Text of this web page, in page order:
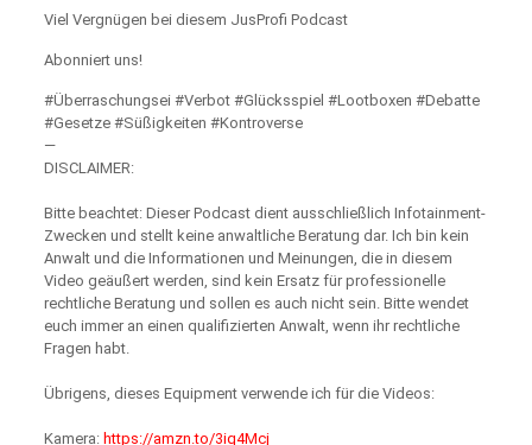
Viel Vergnügen bei diesem JusProfi Podcast
Abonniert uns!
#Überraschungsei #Verbot #Glücksspiel #Lootboxen #Debatte
#Gesetze #Süßigkeiten #Kontroverse
—
DISCLAIMER:
Bitte beachtet: Dieser Podcast dient ausschließlich Infotainment-
Zwecken und stellt keine anwaltliche Beratung dar. Ich bin kein
Anwalt und die Informationen und Meinungen, die in diesem
Video geäußert werden, sind kein Ersatz für professionelle
rechtliche Beratung und sollen es auch nicht sein. Bitte wendet
euch immer an einen qualifizierten Anwalt, wenn ihr rechtliche
Fragen habt.
Übrigens, dieses Equipment verwende ich für die Videos:
Kamera: https://amzn.to/3iq4Mcj